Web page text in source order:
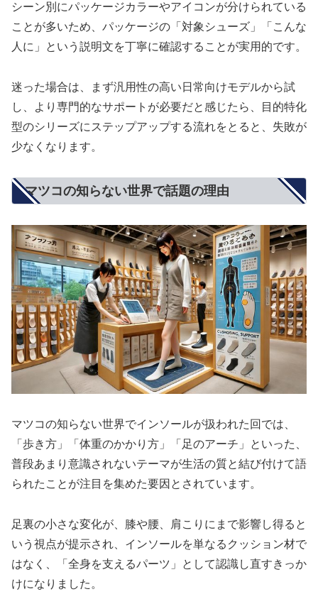
シーン別にパッケージカラーやアイコンが分けられている
ことが多いため、パッケージの「対象シューズ」「こんな
人に」という説明文を丁寧に確認することが実用的です。
迷った場合は、まず汎用性の高い日常向けモデルから試
し、より専門的なサポートが必要だと感じたら、目的特化
型のシリーズにステップアップする流れをとると、失敗が
少なくなります。
マツコの知らない世界で話題の理由
マツコの知らない世界でインソールが扱われた回では、
「歩き方」「体重のかかり方」「足のアーチ」といった、
普段あまり意識されないテーマが生活の質と結び付けて語
られたことが注目を集めた要因とされています。
足裏の小さな変化が、膝や腰、肩こりにまで影響し得ると
いう視点が提示され、インソールを単なるクッション材で
はなく、「全身を支えるパーツ」として認識し直すきっか
けになりました。